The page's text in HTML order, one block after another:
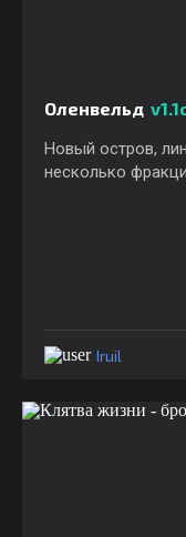
Оленвельд
Новый остров,
несколько
Iruil